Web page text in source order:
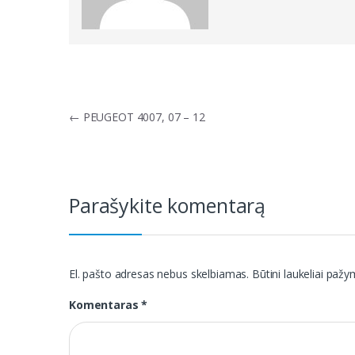
Navigacija
← PEUGEOT 4007, 07 – 12
Parašykite komentarą
El. pašto adresas nebus skelbiamas. Būtini laukeliai
Komentaras*